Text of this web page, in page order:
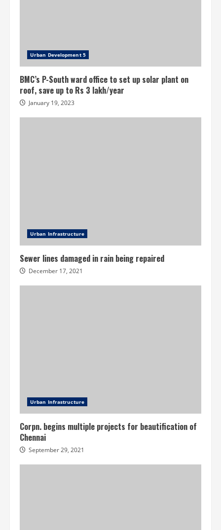
Urban Development 5
BMC’s P-South ward office to set up solar plant on
roof, save up to Rs 3 lakh/year
January 19, 2023
Urban Infrastructure
Sewer lines damaged in rain being repaired
December 17, 2021
Urban Infrastructure
Corpn. begins multiple projects for beautification of
Chennai
September 29, 2021